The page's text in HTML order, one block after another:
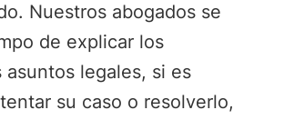
Nuestros abogados se
de explicar los
asuntos legales, si es
su caso o resolverlo,